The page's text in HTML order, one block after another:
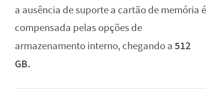
a ausência de suporte a cartão de memória é
compensada pelas opções de
armazenamento interno, chegando a 512
GB.